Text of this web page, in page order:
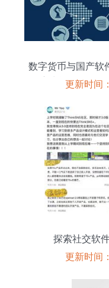
数字货币与国产软
主力资金超2亿
更新时间
探索社交软
更新时间